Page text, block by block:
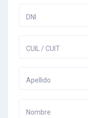
DNI
CUIL / CUIT
Apellido
Nombre